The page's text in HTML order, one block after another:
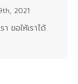
2021
ขอให้เราได้